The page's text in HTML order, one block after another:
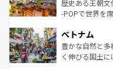
い。オースト
参照してほしい。
と山間の静け
驚きをもたら
容にもいいと評
が
照してほしい。
歴史ある王朝
-POPで世界を
き、地方に足を
できる。そし
まで、さまざ
ベトナム
豊かな自然と
く伸びる国土